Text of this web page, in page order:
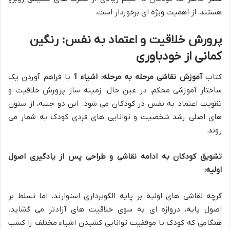
هستند، از اهمیت ویژه ای برخوردار است.
پرورش خلاقیت و اعتماد به نفس: رنگین
کمانی از خودباوری
کتابآموزش نقاشی مرحله به مرحله: اشیاء 1
با فراهم آوردن یک
ساختار آموزشی محکم، در عین حال، زمینه ساز پرورش خلاقیت و
تقویت اعتماد به نفس در کودکان می شود. این دو جنبه، از ستون
های اصلی رشد شخصیت و توانایی های فردی کودک به شمار می
روند.
تشویق کودکان به ادامه نقاشی و طراحی پس از یادگیری اصول
اولیه:
گرچه نقاشی های اولیه بر پایه الگوبرداری استوارند، اما تسلط بر
اصول پایه، دروازه ای به سوی خلاقیت های آزادتر می گشاید.
هنگامی که کودک با موفقیت توانایی کشیدن اشیاء مختلف را کسب